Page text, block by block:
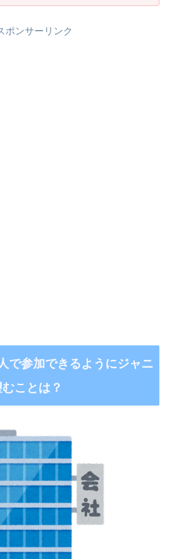
ポンサーリンク
で参加できるようにジャニ
ことは？